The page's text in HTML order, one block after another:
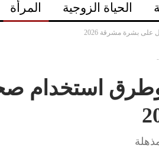
الحياة الزوجية المرأة
بشرة مشرقة 2026
وطرق استخدام